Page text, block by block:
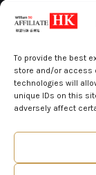
To provide the best
store and/or access
technologies will
unique IDs on this
adversely affect
William
數碼行